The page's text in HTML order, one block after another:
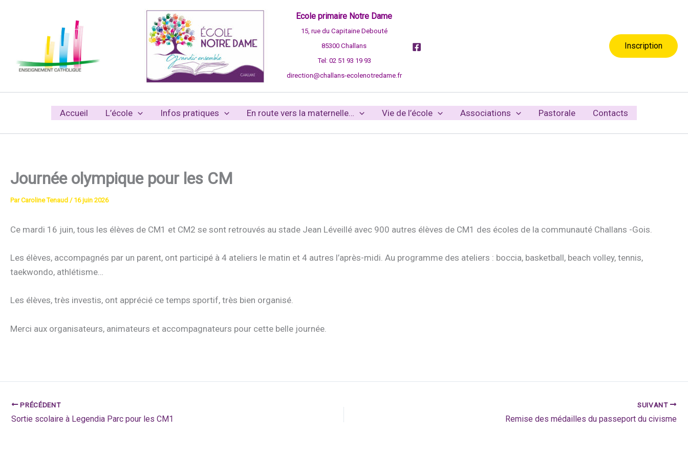
Ecole primaire Notre Dame
15, rue du Capitaine Debouté
85300 Challans
Tel: 02 51 93 19 93
direction@challans-ecolenotredame.fr
Inscription
Accueil L’école Infos pratiques En route vers la maternelle… Vie de l’école Associations Pastorale Contacts
Journée olympique pour les CM
ParCaroline Tenaud / 16 juin 2026
Ce mardi 16 juin, tous les élèves de CM1 et CM2 se sont retrouvés au stade Jean Léveillé avec 900 autres élèves de CM1 des écoles de la communauté Challans -Gois.
Les élèves, accompagnés par un parent, ont participé à 4 ateliers le matin et 4 autres l’après-midi. Au programme des ateliers : boccia, basketball, beach volley, tennis,
taekwondo, athlétisme…
Les élèves, très investis, ont apprécié ce temps sportif, très bien organisé.
Merci aux organisateurs, animateurs et accompagnateurs pour cette belle journée.
PRÉCÉDENT
Sortie scolaire à Legendia Parc pour les CM1
SUIVANT
Remise des médailles du passeport du civisme